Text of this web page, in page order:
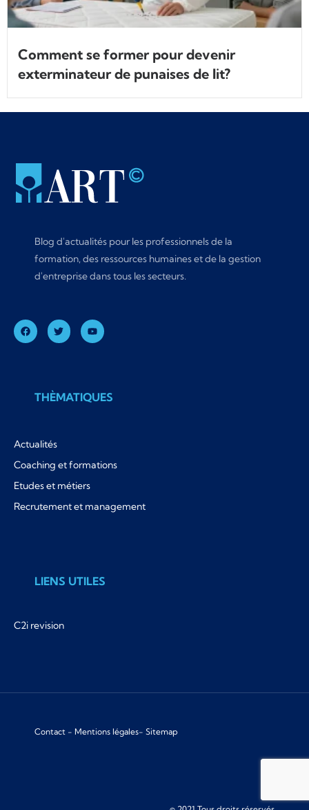
Comment se former pour devenir
exterminateur de punaises de lit?
Blog d'actualités pour les professionnels de la
formation, des ressources humaines et de la gestion
d'entreprise dans tous les secteurs.
THÈMATIQUES
Actualités
Coaching et formations
Etudes et métiers
Recrutement et management
LIENS UTILES
C2i revision
Contact - Mentions légales- Sitemap